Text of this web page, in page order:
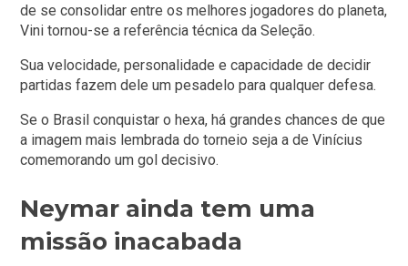
de se consolidar entre os melhores jogadores do planeta,
Vini tornou-se a referência técnica da Seleção.
Sua velocidade, personalidade e capacidade de decidir
partidas fazem dele um pesadelo para qualquer defesa.
Se o Brasil conquistar o hexa, há grandes chances de que
a imagem mais lembrada do torneio seja a de Vinícius
comemorando um gol decisivo.
Neymar ainda tem uma
missão inacabada